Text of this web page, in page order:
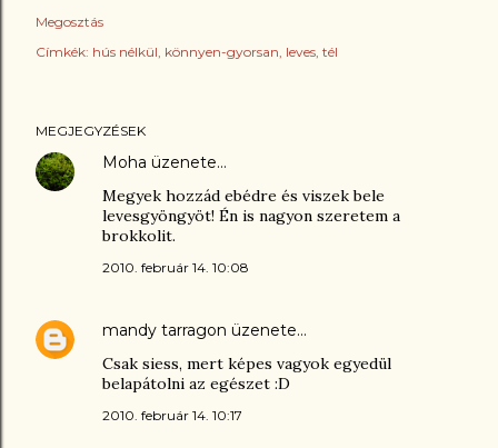
Megosztás
Címkék: hús nélkül könnyen-gyorsan leves tél
MEGJEGYZÉSEK
Moha üzenete…
Megyek hozzád ebédre és viszek bele
levesgyöngyöt! Én is nagyon szeretem a
brokkolit.
2010. február 14. 10:08
mandy tarragon üzenete…
Csak siess, mert képes vagyok egyedül
belapátolni az egészet :D
2010. február 14. 10:17